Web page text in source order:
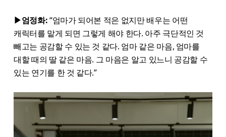
▶엄정화:“엄마가 되어본 적은 없지만 배우는 어떤
캐릭터를 맡게 되면 그렇게 해야 한다. 아주 극단적인 것
빼고는 공감할 수 있는 것 같다. 엄마 같은 마음, 엄마를
대할 때의 딸 같은 마음. 그 마음은 알고 있느니 공감할 수
있는 연기를 한 것 같다.”